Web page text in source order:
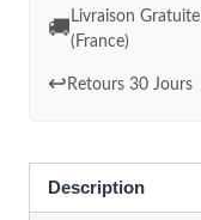
Cabane
pêcheur
d'Oléron
🚚
Livraison Gratuite
(France)
↩️ Retours 30 Jours
Description